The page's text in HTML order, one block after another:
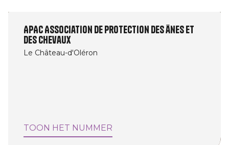
APAC Association de protection des ânes et
des chevaux
Le Château-d'Oléron
TOON HET NUMMER